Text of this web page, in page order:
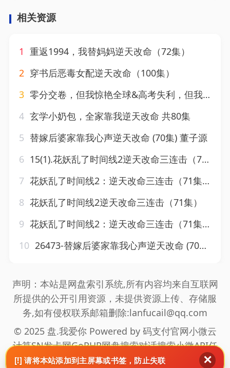
相关资源
1 重返1994，我替妈妈逆天改命（72集）
2 穿书后恶毒女配逆天改命（100集）
3 零分交卷，但我惊艳全球&高考失利，但我逆天改命（58集）胡曦&张雷含
4 玄学小奶包，全家靠我逆天改命 共80集
5 替嫁后婆家靠我心声逆天改命 (70集) 董子源
6 15(1).花妖乱了时间线2逆天改命三连击（71集）
7 花妖乱了时间线2：逆天改命三连击（71集）(1)
8 花妖乱了时间线2逆天改命三连击（71集）
9 花妖乱了时间线2：逆天改命三连击（71集）
10 26473-替嫁后婆家靠我心声逆天改命 (70集) 董子源
声明：本站是网盘索引系统,所有内容均来自互联网
所提供的公开引用资源，未提供资源上传、存储服
务,如有侵权联系邮箱删除:lanfucail@qq.com
© 2025 盘.我爱你 Powered by 码支付官网小微云
计算SN发卡网GoPHP网盘搜索对话搜索小微API任
推邦拉新海通盟拉新真爱旅舍 网站地图
[!] 请将本站添加到主屏幕或书签，防止失联 ✕